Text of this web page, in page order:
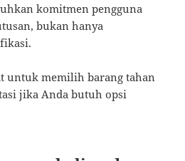
komitmen pengguna
bukan hanya
untuk memilih barang tahan
jika Anda butuh opsi